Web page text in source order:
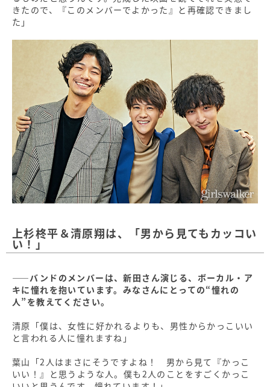
きたので、『このメンバーでよかった』と再確認できまし
た」
上杉柊平＆清原翔は、「男から見てもカッコい
い！」
――バンドのメンバーは、新田さん演じる、ボーカル・ア
キに憧れを抱いています。みなさんにとっての“憧れの
人”を教えてください。
清原「僕は、女性に好かれるよりも、男性からかっこいい
と言われる人に憧れますね」
葉山「2人はまさにそうですよね！ 男から見て『かっこ
いい！』と思うような人。僕も2人のことをすごくかっこ